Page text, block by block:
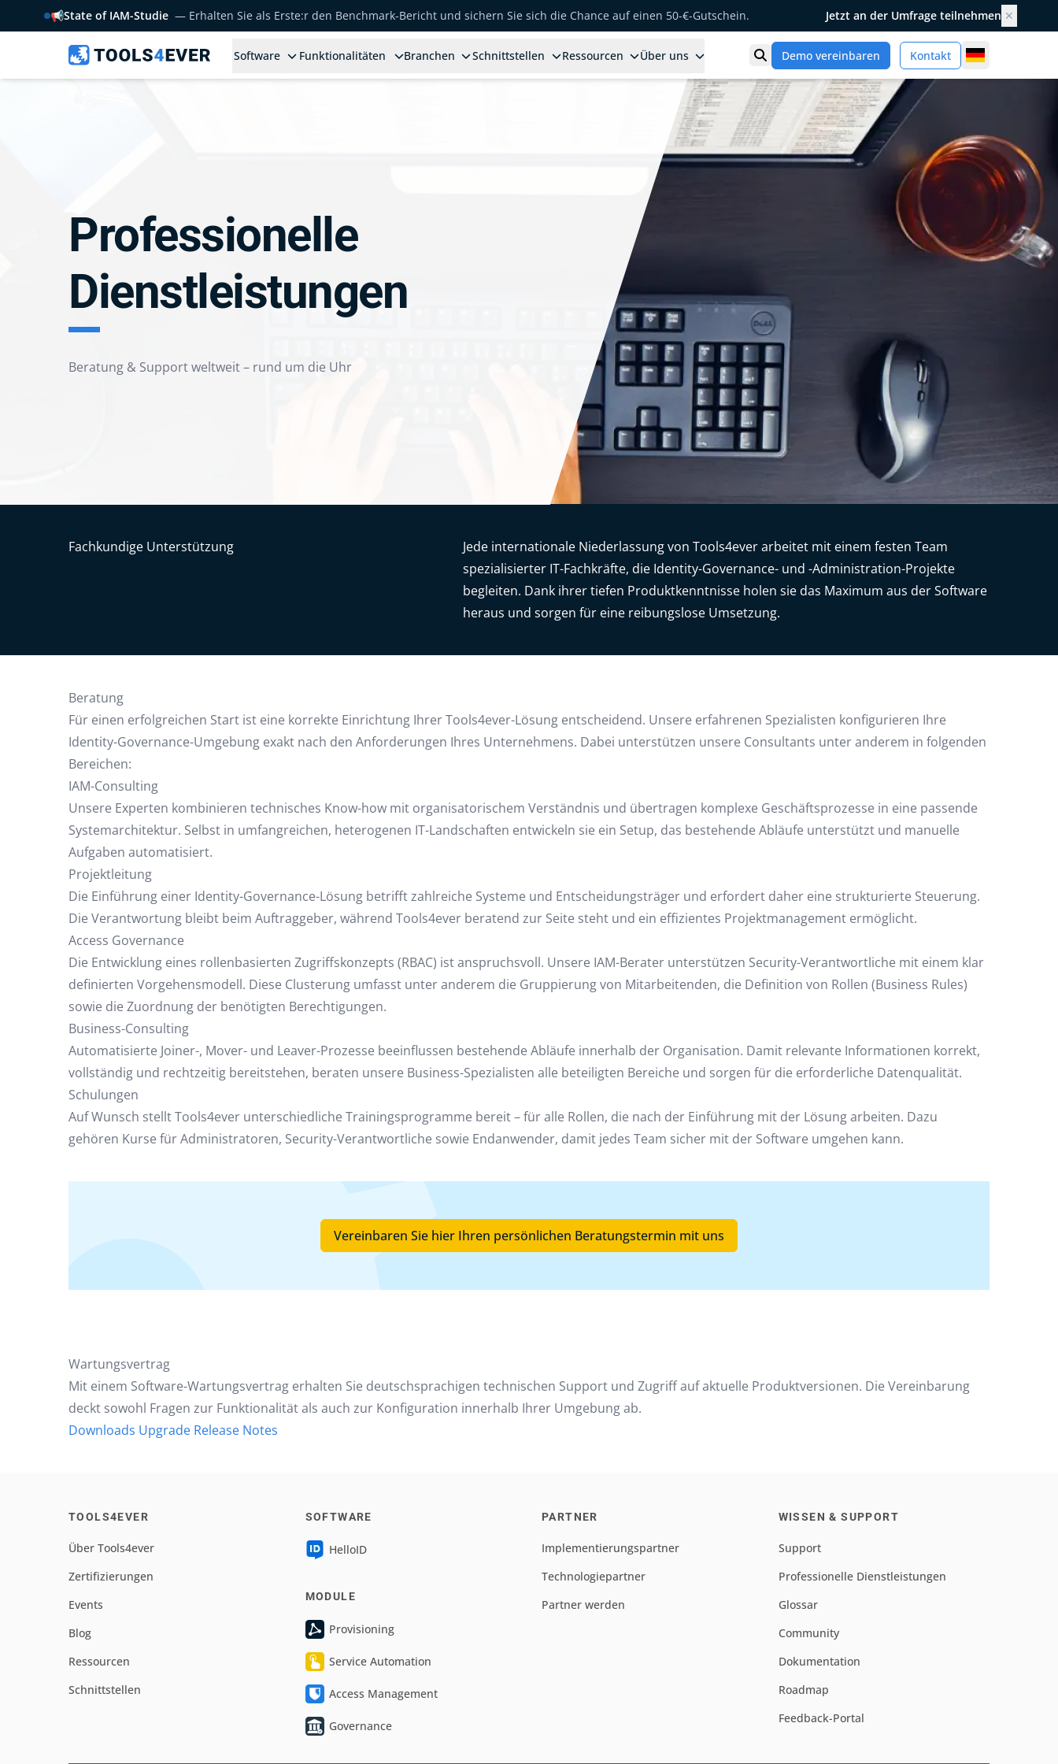
📢State of IAM-Studie — Erhalten Sie als Erste:r den Benchmark-Bericht und sichern Sie sich die Chance auf einen 50-€-Gutschein. Jetzt an der Umfrage teilnehmen ✕
Software Funktionalitäten Branchen Schnittstellen Ressourcen Über uns Suche öffnen
Demo vereinbaren Kontakt Germany
Professionelle
Dienstleistungen
Beratung & Support weltweit – rund um die Uhr
Fachkundige Unterstützung
Jede internationale Niederlassung von Tools4ever arbeitet mit einem festen Team
spezialisierter IT-Fachkräfte, die Identity-Governance- und -Administration-Projekte
begleiten. Dank ihrer tiefen Produktkenntnisse holen sie das Maximum aus der Software
heraus und sorgen für eine reibungslose Umsetzung.
Beratung
Für einen erfolgreichen Start ist eine korrekte Einrichtung Ihrer Tools4ever-Lösung entscheidend. Unsere erfahrenen Spezialisten konfigurieren Ihre
Identity-Governance-Umgebung exakt nach den Anforderungen Ihres Unternehmens. Dabei unterstützen unsere Consultants unter anderem in folgenden
Bereichen:
IAM-Consulting
Unsere Experten kombinieren technisches Know-how mit organisatorischem Verständnis und übertragen komplexe Geschäftsprozesse in eine passende
Systemarchitektur. Selbst in umfangreichen, heterogenen IT-Landschaften entwickeln sie ein Setup, das bestehende Abläufe unterstützt und manuelle
Aufgaben automatisiert.
Projektleitung
Die Einführung einer Identity-Governance-Lösung betrifft zahlreiche Systeme und Entscheidungsträger und erfordert daher eine strukturierte Steuerung.
Die Verantwortung bleibt beim Auftraggeber, während Tools4ever beratend zur Seite steht und ein effizientes Projektmanagement ermöglicht.
Access Governance
Die Entwicklung eines rollenbasierten Zugriffskonzepts (RBAC) ist anspruchsvoll. Unsere IAM-Berater unterstützen Security-Verantwortliche mit einem klar
definierten Vorgehensmodell. Diese Clusterung umfasst unter anderem die Gruppierung von Mitarbeitenden, die Definition von Rollen (Business Rules)
sowie die Zuordnung der benötigten Berechtigungen.
Business-Consulting
Automatisierte Joiner-, Mover- und Leaver-Prozesse beeinflussen bestehende Abläufe innerhalb der Organisation. Damit relevante Informationen korrekt,
vollständig und rechtzeitig bereitstehen, beraten unsere Business-Spezialisten alle beteiligten Bereiche und sorgen für die erforderliche Datenqualität.
Schulungen
Auf Wunsch stellt Tools4ever unterschiedliche Trainingsprogramme bereit – für alle Rollen, die nach der Einführung mit der Lösung arbeiten. Dazu
gehören Kurse für Administratoren, Security-Verantwortliche sowie Endanwender, damit jedes Team sicher mit der Software umgehen kann.
Vereinbaren Sie hier Ihren persönlichen Beratungstermin mit uns
Wartungsvertrag
Mit einem Software-Wartungsvertrag erhalten Sie deutschsprachigen technischen Support und Zugriff auf aktuelle Produktversionen. Die Vereinbarung
deckt sowohl Fragen zur Funktionalität als auch zur Konfiguration innerhalb Ihrer Umgebung ab.
Downloads Upgrade Release Notes
TOOLS4EVER
Über Tools4ever
Zertifizierungen
Events
Blog
Ressourcen
Schnittstellen
SOFTWARE
HelloID
MODULE
Provisioning
Service Automation
Access Management
Governance
PARTNER
Implementierungspartner
Technologiepartner
Partner werden
WISSEN & SUPPORT
Support
Professionelle Dienstleistungen
Glossar
Community
Dokumentation
Roadmap
Feedback-Portal